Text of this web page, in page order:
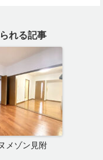
れる記事
メゾン見附